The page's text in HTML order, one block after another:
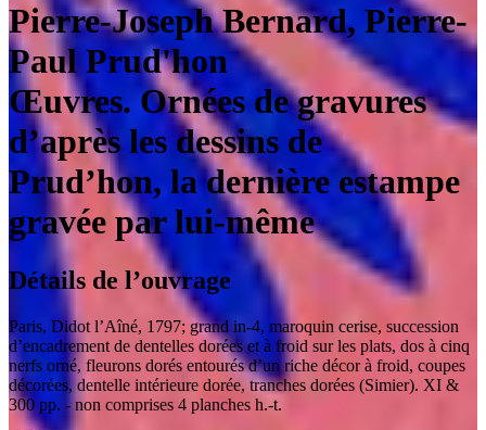
Pierre-Joseph Bernard, Pierre-
Paul Prud'hon
Œuvres. Ornées de gravures
d’après les dessins de
Prud’hon, la dernière estampe
gravée par lui-même
Détails de l’ouvrage
Paris, Didot l’Aîné, 1797; grand in-4, maroquin cerise, succession
d’encadrement de dentelles dorées et à froid sur les plats, dos à cinq
nerfs orné, fleurons dorés entourés d’un riche décor à froid, coupes
décorées, dentelle intérieure dorée, tranches dorées (Simier). XI &
300 pp. - non comprises 4 planches h.-t.